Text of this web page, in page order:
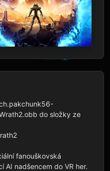
do složky ze
fanouškovská
AI nadšencem do VR her.